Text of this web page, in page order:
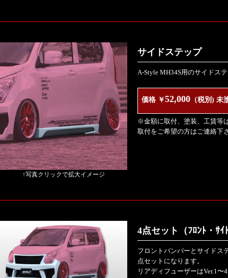
↑写真クリックで拡大イメージ
サイドステップ
A-Style MH34S用のサイドス
価格 ￥52,000 （税別) 未
※金額に取付、塗装、工賃等
取付をご希望の方はご連絡下
4点セット（ﾌﾛﾝﾄ・ｻｲ
フロントバンパーとサイドス
点セットになります。
リアディフューザーはVer.1〜